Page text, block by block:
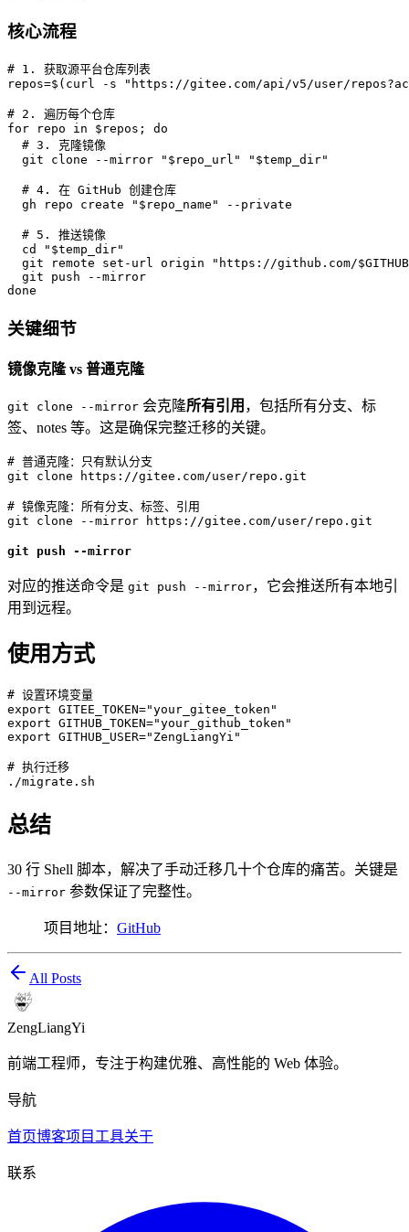
核心流程
# 1. 获取源平台仓库列表
repos=$(curl -s "https://gitee.com/api/v5/user/
# 2. 遍历每个仓库
for repo in $repos; do
  # 3. 克隆镜像
  git clone --mirror "$repo_url" "$temp_dir"
  # 4. 在 GitHub 创建仓库
  gh repo create "$repo_name" --private
  # 5. 推送镜像
  cd "$temp_dir"
git remote set-url origin "https://github.com/
  git push --mirror
关键细节
镜像克隆 vs 普通克隆
git clone --mirror 会克隆所有引用 ，包括所有分支、标
签、notes 等。这是确保完整迁移的关键。
# 普通克隆：只有默认分支
git clone https://gitee.com/user/repo.git
# 镜像克隆：所有分支、标签、引用
git push --mirror
对应的推送命令是 git push --mirror，它会推送所有本地引
用到远程。
使用方式
# 设置环境变量
export GITEE_TOKEN="your_gitee_token"
export GITHUB_TOKEN="your_github_token"
export GITHUB_USER="ZengLiangYi"
# 执行迁移
总结
30 行 Shell 脚本，解决了手动迁移几十个仓库的痛苦。关键是
--mirror 参数保证了完整性。
项目地址： GitHub
All Posts
ZengLiangYi
前端工程师，专注于构建优雅、高性能的 Web 体验。
导航
首页博客项目 工具关于
联系